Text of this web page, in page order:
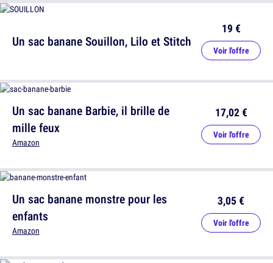
Un sac banane Barbie, il brille de
mille feux
Amazon
17,02 €
Voir l'offre
Un sac banane Souillon, Lilo et Stitch
19 €
Voir l'offre
Un sac banane monstre pour les
enfants
Amazon
3,05 €
Voir l'offre